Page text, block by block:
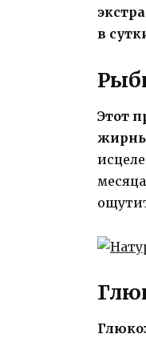
в
Этот